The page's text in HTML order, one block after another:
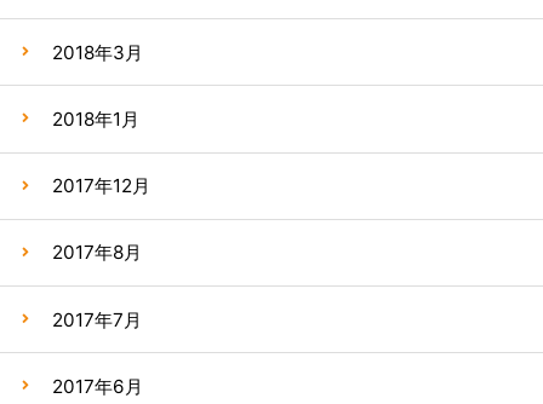
2018年3月
2018年1月
2017年12月
2017年8月
2017年7月
2017年6月